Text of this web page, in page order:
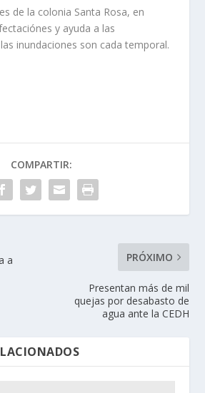
de la colonia Santa Rosa, en
y ayuda a las
inundaciones son cada temporal.
COMPARTIR:
a
PRÓXIMO
Presentan más de mil
quejas por desabasto de
agua ante la CEDH